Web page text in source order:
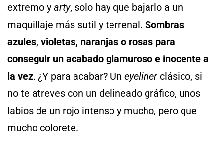
extremo y arty, solo hay que bajarlo a un
maquillaje más sutil y terrenal. Sombras
azules, violetas, naranjas o rosas para
conseguir un acabado glamuroso e inocente a
la vez. ¿Y para acabar? Un eyeliner clásico, si
no te atreves con un delineado gráfico, unos
labios de un rojo intenso y mucho, pero que
mucho colorete.